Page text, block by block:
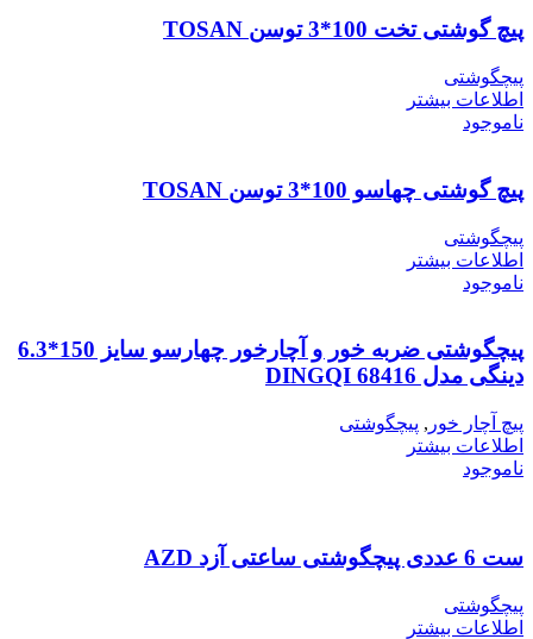
پیچ گوشتی تخت 100*3 توسن TOSAN
پیچگوشتی
اطلاعات بیشتر
ناموجود
پیچ گوشتی چهاسو 100*3 توسن TOSAN
پیچگوشتی
اطلاعات بیشتر
ناموجود
پیچگوشتی ضربه خور و آچارخور چهارسو سایز 150*6.3
دینگی مدل 68416 DINGQI
پیچ آچار خور , پیچگوشتی
اطلاعات بیشتر
ناموجود
ست 6 عددی پیچگوشتی ساعتی آزد AZD
پیچگوشتی
اطلاعات بیشتر